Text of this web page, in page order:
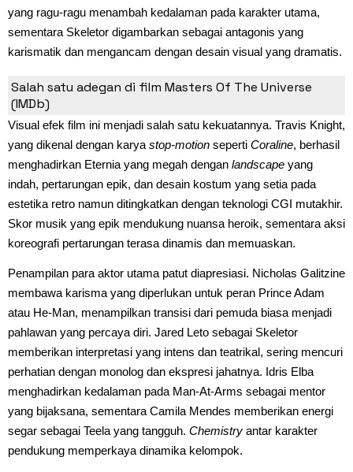
yang ragu-ragu menambah kedalaman pada karakter utama,
sementara Skeletor digambarkan sebagai antagonis yang
karismatik dan mengancam dengan desain visual yang dramatis.
ReviewFilmMasters of the Universe
Salah satu adegan di film Masters Of The Universe
(IMDb)
Visual efek film ini menjadi salah satu kekuatannya. Travis Knight,
yang dikenal dengan karya stop-motion seperti Coraline, berhasil
menghadirkan Eternia yang megah dengan landscape yang
indah, pertarungan epik, dan desain kostum yang setia pada
estetika retro namun ditingkatkan dengan teknologi CGI mutakhir.
Skor musik yang epik mendukung nuansa heroik, sementara aksi
koreografi pertarungan terasa dinamis dan memuaskan.
Penampilan para aktor utama patut diapresiasi. Nicholas Galitzine
membawa karisma yang diperlukan untuk peran Prince Adam
atau He-Man, menampilkan transisi dari pemuda biasa menjadi
pahlawan yang percaya diri. Jared Leto sebagai Skeletor
memberikan interpretasi yang intens dan teatrikal, sering mencuri
perhatian dengan monolog dan ekspresi jahatnya. Idris Elba
menghadirkan kedalaman pada Man-At-Arms sebagai mentor
yang bijaksana, sementara Camila Mendes memberikan energi
segar sebagai Teela yang tangguh. Chemistry antar karakter
pendukung memperkaya dinamika kelompok.